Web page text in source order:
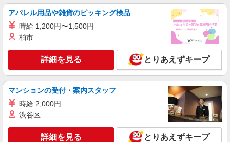
アパレル用品や雑貨のピッキング検品
時給 1,200円〜1,500円
柏市
詳細を見る とりあえずキープ
マンションの受付・案内スタッフ
時給 2,000円
渋谷区
詳細を見る とりあえずキープ